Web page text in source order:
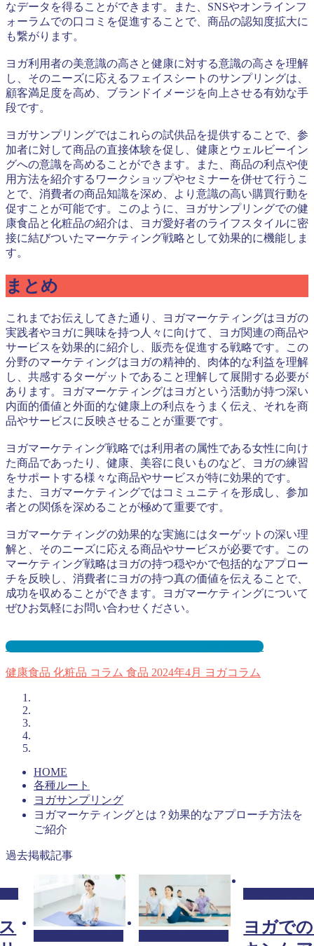
なデータを得ることができます。また、SNSやオンラインフ
ォーラムでの口コミを促進することで、商品の認知度拡大に
も繋がります。
ヨガ利用者の美意識の高さと健康に対する意識の高さを理解
し、そのニーズに応えるフェイスシートのサンプリングは、
顧客満足度を高め、ブランドイメージを向上させる有効な手
段です。
ヨガサンプリングではこれらの試供品を提供することで、参
加者に対して商品の直接体験を促し、健康とウェルビーイン
グへの意識を高めることができます。また、商品の利点や使
用方法を紹介するワークショップやセミナーを併せて行うこ
とで、消費者の商品知識を深め、より意識の高い購買行動を
促すことが可能です。このように、ヨガサンプリングでの健
康食品と化粧品の紹介は、ヨガ愛好者のライフスタイルに密
接に結びついたマーケティング戦略として効果的に機能しま
す。
まとめ
これまでお伝えしてきた通り、ヨガマーケティングはヨガの
実践者やヨガに興味を持つ人々に向けて、ヨガ関連の商品や
サービスを効果的に紹介し、販売を促進する戦略です。この
分野のマーケティングはヨガの精神的、肉体的な利益を理解
し、共感するターゲットであること理解して展開する必要が
あります。ヨガマーケティングはヨガという活動が持つ深い
内面的価値と外面的な健康上の利点をうまく伝え、それを商
品やサービスに反映させることが重要です。
ヨガマーケティング戦略では利用者の属性である女性に向け
た商品であったり、健康、美容に良いものなど、ヨガの練習
をサポートする様々な商品やサービスが特に効果的です。
また、ヨガマーケティングではコミュニティを形成し、参加
者との関係を深めることが極めて重要です。
ヨガマーケティングの効果的な実施にはターゲットの深い理
解と、そのニーズに応える商品やサービスが必要です。この
マーケティング戦略はヨガの持つ穏やかで包括的なアプロー
チを反映し、消費者にヨガの持つ真の価値を伝えることで、
成功を収めることができます。ヨガマーケティングについて
ぜひお気軽にお問い合わせください。
ヨガサンプリングとは？メリット３選と事例を紹介
健康食品 化粧品 コラム 食品 2024年4月 ヨガコラム
HOME
各種ルート
ヨガサンプリング
ヨガマーケティングとは？効果的なアプローチ方法を
ご紹介
過去掲載記事
ヨガで